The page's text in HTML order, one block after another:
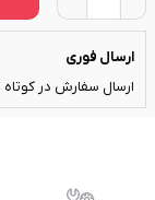
ارسال فوری
ارسال سفارش در